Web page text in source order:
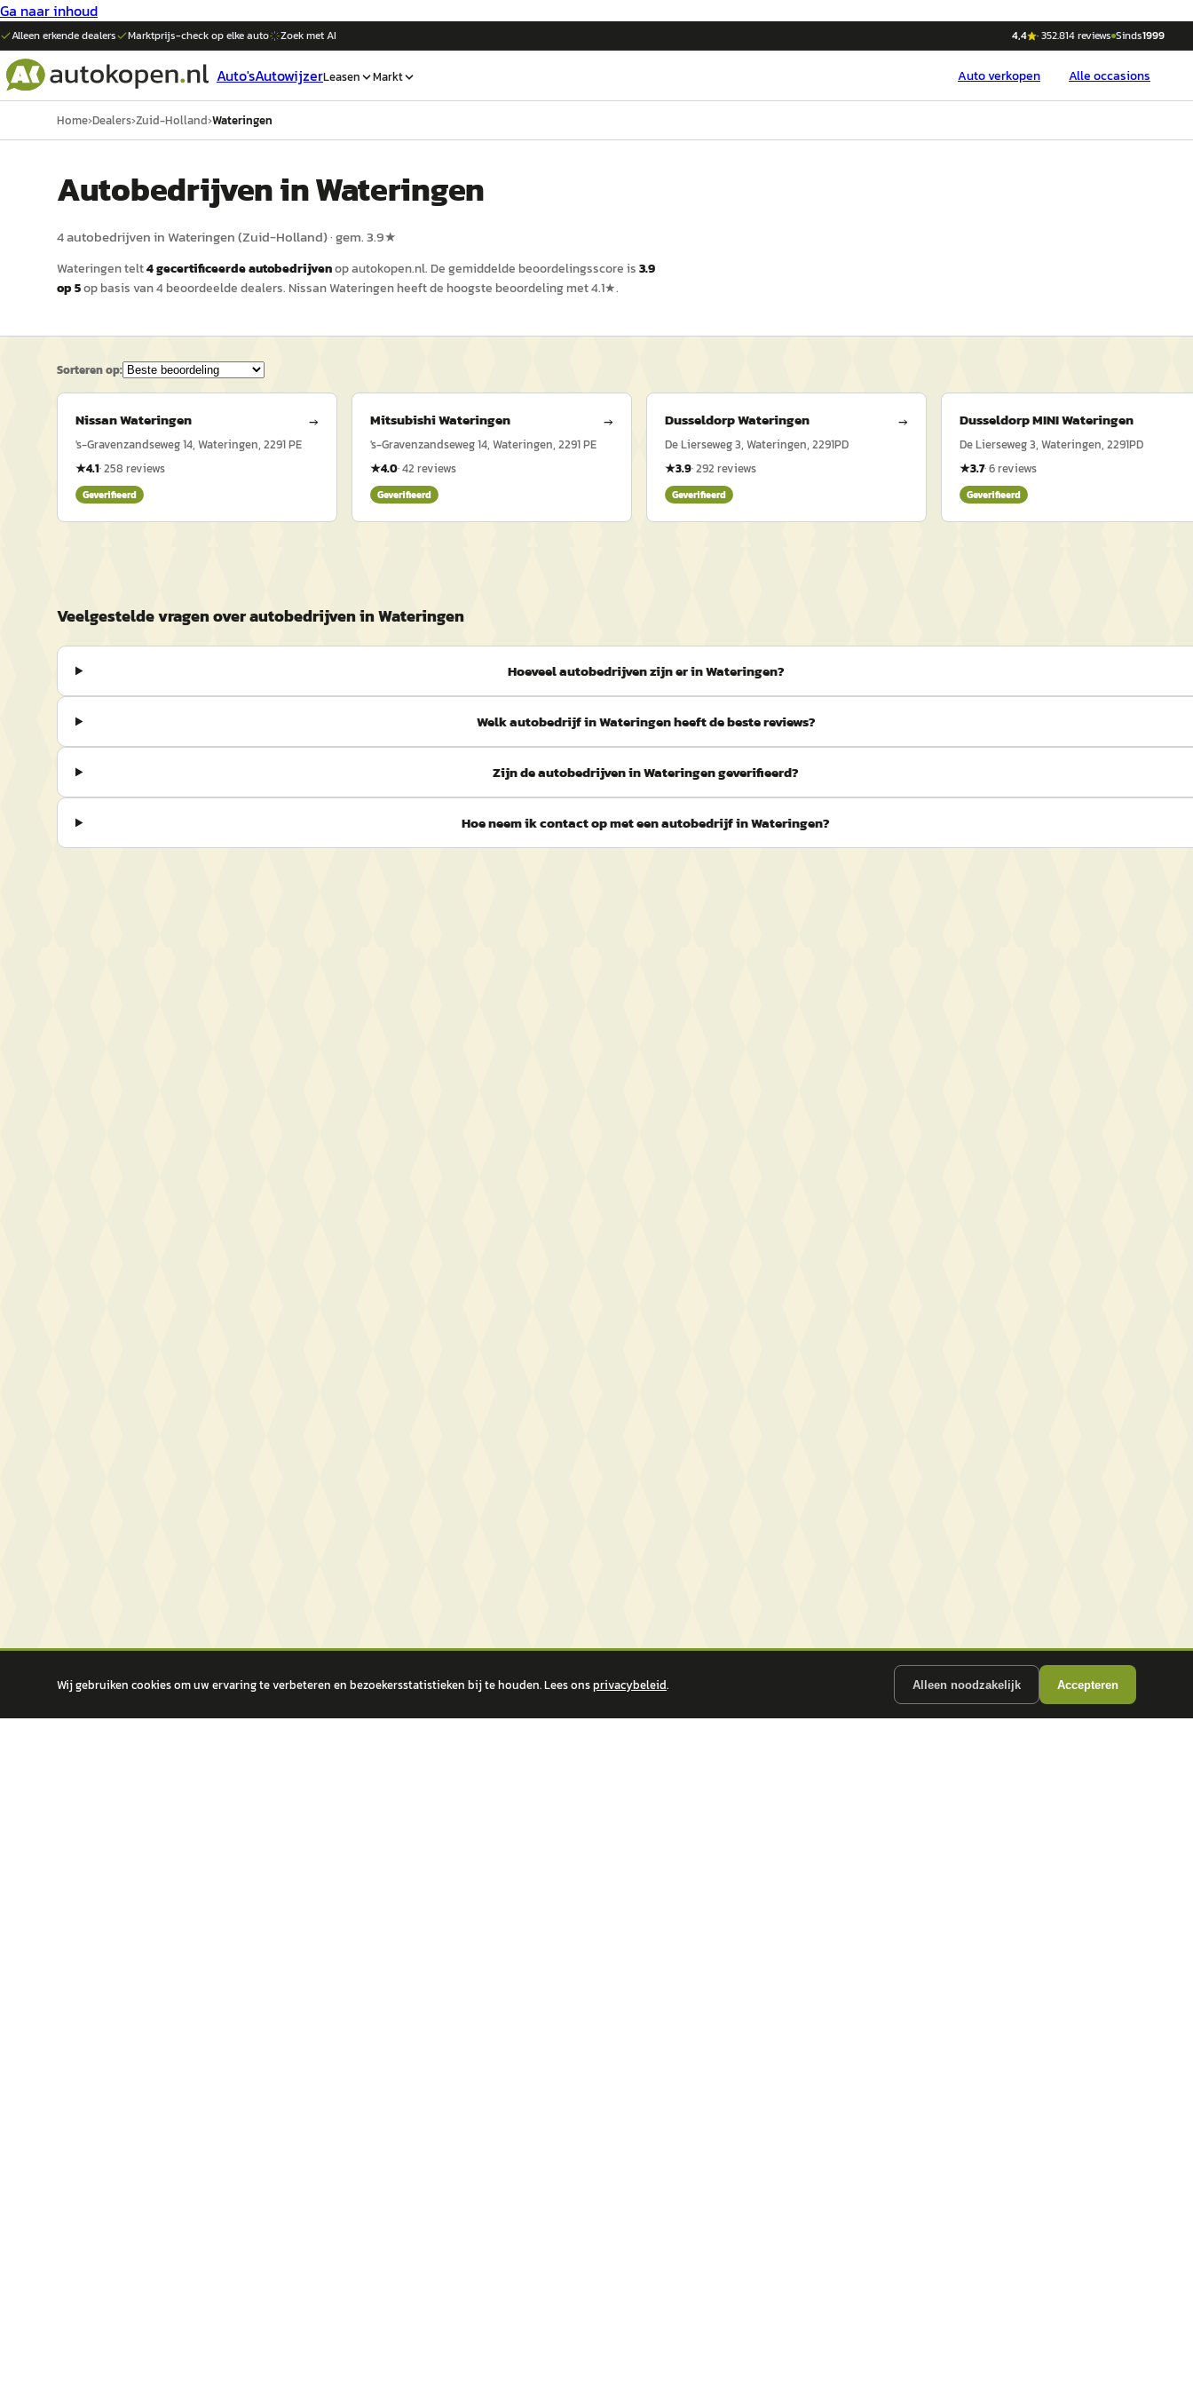
Ga naar inhoud
Alleen erkende dealers Marktprijs-check op elkeauto Zoek met AI 4,4 ·352.814reviews Sinds1999
Auto'sAutowijzerLeasen Markt Autoverkopen Alle occasions
Home›Dealers›Zuid-Holland›Wateringen
Autobedrijven inWateringen
4autobedrijven inWateringen(Zuid-Holland)· gem.3.9★
Wateringentelt4gecertificeerdeautobedrijvenopautokopen.nl. De gemiddelde beoordelingsscore is3.9
op 5op basis van4beoordeelde dealers. Nissan Wateringenheeft de hoogste beoordeling met4.1★.
Sorteren op:
Nissan Wateringen →
's-Gravenzandseweg 14, Wateringen, 2291 PE
★4.1·258 reviews
Geverifieerd
Mitsubishi Wateringen →
's-Gravenzandseweg 14, Wateringen, 2291 PE
★4.0·42 reviews
Geverifieerd
Dusseldorp Wateringen →
De Lierseweg 3, Wateringen, 2291PD
★3.9·292 reviews
Geverifieerd
Dusseldorp MINI Wateringen
De Lierseweg 3, Wateringen, 2291PD
★3.7·6reviews
Geverifieerd
Veelgestelde vragen over autobedrijven in Wateringen
Hoeveel autobedrijven zijn er in Wateringen?
Welk autobedrijf in Wateringen heeft de beste reviews?
Zijn de autobedrijven in Wateringen geverifieerd?
Hoe neem ik contact op met een autobedrijf in Wateringen?
Wij gebruiken cookies om uw ervaring te verbeteren en bezoekersstatistieken bij te houden. Lees onsprivacybeleid. Alleen noodzakelijk Accepteren